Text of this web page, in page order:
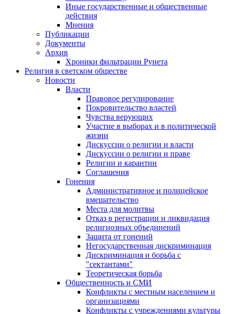
Иные государственные и общественные
действия
Мнения
Публикации
Документы
Архив
Хроники фильтрации Рунета
Религия в светском обществе
Новости
Власти
Правовое регулирование
Покровительство властей
Чувства верующих
Участие в выборах и в политической
жизни
Дискуссии о религии и власти
Дискуссии о религии и праве
Религии и карантин
Соглашения
Гонения
Административное и полицейское
вмешательство
Места для молитвы
Отказ в регистрации и ликвидация
религиозных объединений
Защита от гонений
Негосударственная дискриминация
Дискриминация и борьба с
"сектантами"
Теоретическая борьба
Общественность и СМИ
Конфликты с местным населением и
организациями
Конфликты с учреждениями культуры